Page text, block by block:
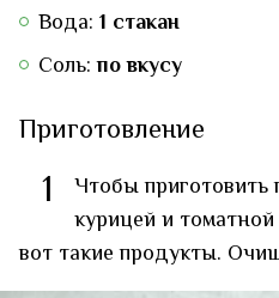
Вода: 1 стакан
Соль:по вкусу
Приготовление
1
Чтобы приготовить
курицей и
вот такие продукты.